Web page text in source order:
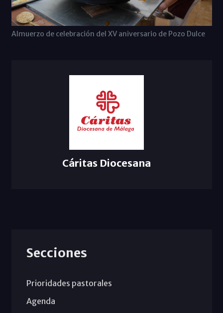
Almuerzo de celebración del XV aniversario de Pozo Dulce
Cáritas Diocesana
Secciones
Prioridades pastorales
Agenda